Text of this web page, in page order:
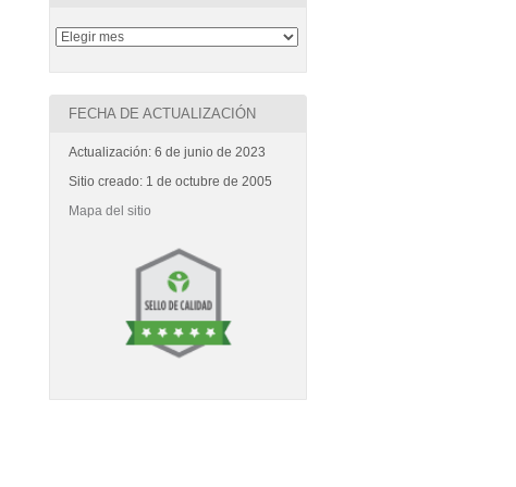
FECHA DE ACTUALIZACIÓN
Actualización: 6 de junio de 2023
Sitio creado: 1 de octubre de 2005
Mapa del sitio